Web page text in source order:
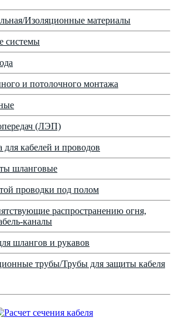
Изоляционные материалы
системы
и потолочного монтажа
(ЛЭП)
кабелей и проводов
шланговые
проводки под полом
распространению огня,
каналы
шлангов и рукавов
трубы/Трубы для защиты кабеля